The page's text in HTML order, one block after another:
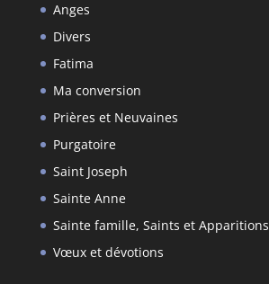
Anges
Divers
Fatima
Ma conversion
Prières et Neuvaines
Purgatoire
Saint Joseph
Sainte Anne
Sainte famille, Saints et Apparitions
Vœux et dévotions